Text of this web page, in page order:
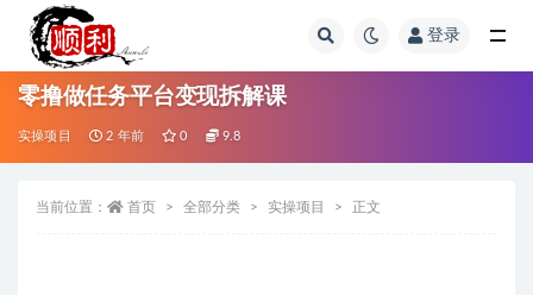
登录
零撸做任务平台变现拆解课
实操项目 2 年前 0 9.8
当前位置： 首页 全部分类 实操项目 正文
全部